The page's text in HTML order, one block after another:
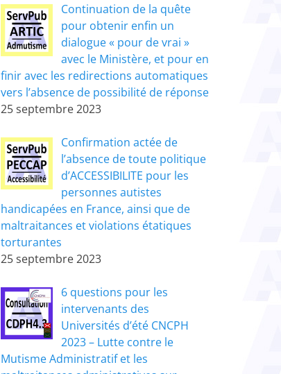
Continuation de la quête
pour obtenir enfin un
dialogue « pour de vrai »
avec le Ministère, et pour en
finir avec les redirections automatiques
vers l’absence de possibilité de réponse
25 septembre 2023
Confirmation actée de
l’absence de toute politique
d’ACCESSIBILITE pour les
personnes autistes
handicapées en France, ainsi que de
maltraitances et violations étatiques
torturantes
25 septembre 2023
6 questions pour les
intervenants des
Universités d’été CNCPH
2023 – Lutte contre le
Mutisme Administratif et les